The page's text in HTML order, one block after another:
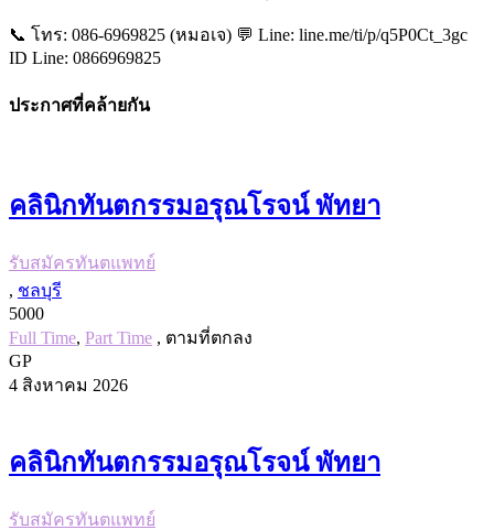
📞 โทร: 086-6969825 (หมอเจ) 💬 Line: line.me/ti/p/q5P0Ct_3gc
ID Line: 0866969825
ประกาศที่คล้ายกัน
คลินิกทันตกรรมอรุณโรจน์ พัทยา
รับสมัครทันตแพทย์
, ชลบุรี
5000
Full Time, Part Time , ตามที่ตกลง
GP
4 สิงหาคม 2026
คลินิกทันตกรรมอรุณโรจน์ พัทยา
รับสมัครทันตแพทย์